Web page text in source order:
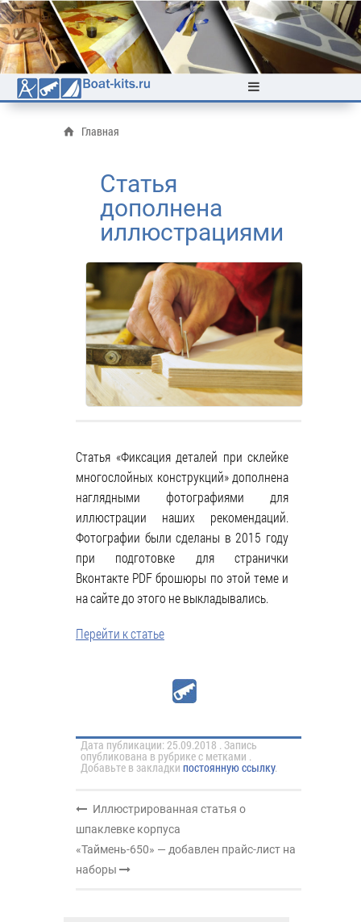
Главная
Статья
дополнена
иллюстрациями
Статья «Фиксация деталей при склейке
многослойных конструкций» дополнена
наглядными фотографиями для
иллюстрации наших рекомендаций.
Фотографии были сделаны в 2015 году
при подготовке для странички
Вконтакте PDF брошюры по этой теме и
на сайте до этого не выкладывались.
Перейти к статье
Дата публикации: 25.09.2018 . Запись
опубликована в рубрике с метками .
Добавьте в закладки постоянную ссылку.
Иллюстрированная статья о
шпаклевке корпуса
«Таймень-650» — добавлен прайс-лист на
наборы